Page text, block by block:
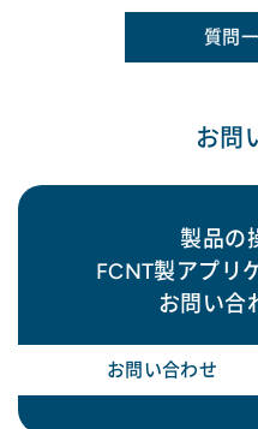
質問
お問
製品の
FCNT製アプリ
お問い合
お問い合わせ